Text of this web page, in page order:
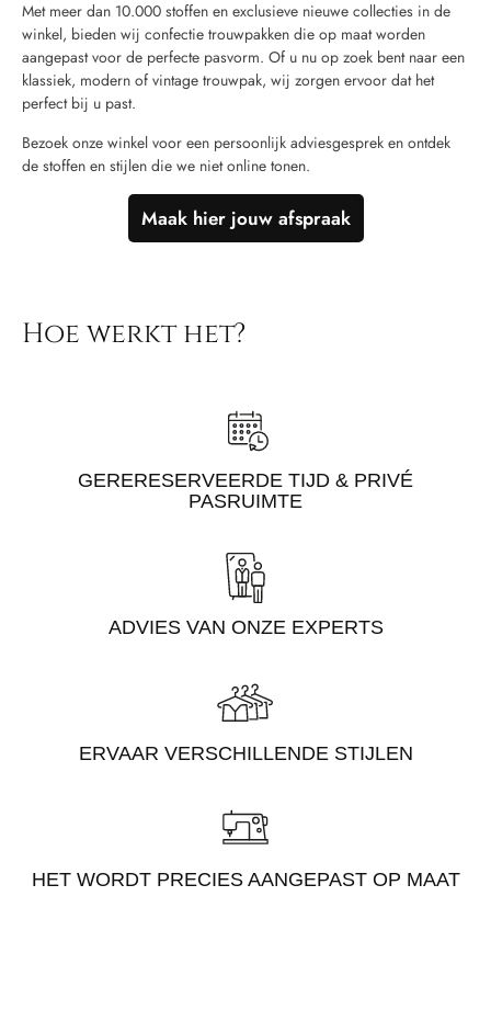
Met meer dan 10.000 stoffen en exclusieve nieuwe collecties in de
winkel, bieden wij confectie trouwpakken die op maat worden
aangepast voor de perfecte pasvorm. Of u nu op zoek bent naar een
klassiek, modern of vintage trouwpak, wij zorgen ervoor dat het
perfect bij u past.
Bezoek onze winkel voor een persoonlijk adviesgesprek en ontdek
de stoffen en stijlen die we niet online tonen.
Maak hier jouw afspraak
Hoe werkt het?
GERERESERVEERDE TIJD & PRIVÉ
PASRUIMTE
ADVIES VAN ONZE EXPERTS
ERVAAR VERSCHILLENDE STIJLEN
HET WORDT PRECIES AANGEPAST OP MAAT